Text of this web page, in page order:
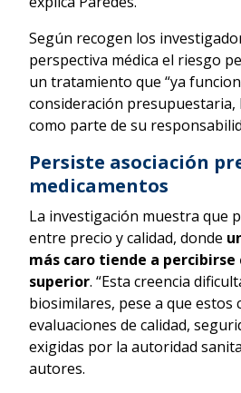
Según recogen los
perspectiva médica el riesgo
un tratamiento que “ya
consideración presupuestaria,
como parte de su
Persiste asociación
medicamentos
La investigación muestra que
entre precio y calidad, donde
más caro tiende a percibirse
superior. “Esta creencia
biosimilares, pese a que estos
evaluaciones de calidad,
exigidas por la autoridad
autores.